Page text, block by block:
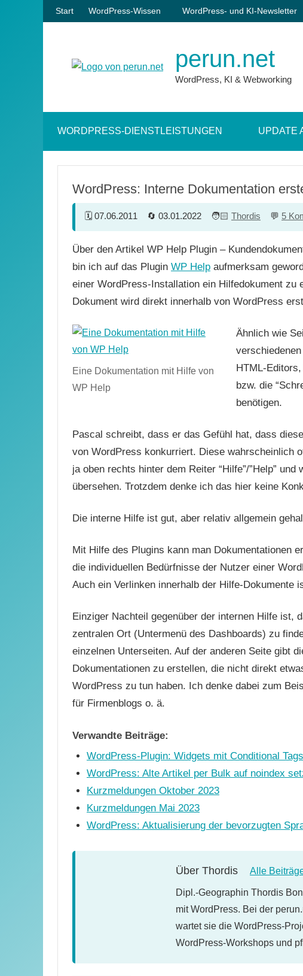
Zum
Inhalt
Start WordPress-Wissen WordPress- und KI-Newsletter
perun.net
WordPress, KI & Webworking
WORDPRESS-DIENSTLEISTUNGEN UPDATE
WordPress: Interne Dokumentation
07.06.2011 03.01.2022 Thordis 5
Über den Artikel WP Help Plugin –
bin ich auf das Plugin WP Help aufmerksam
einer WordPress-Installation ein Hilfedokument zu
Dokument wird direkt innerhalb von WordPress
Eine Dokumentation mit Hilfe von
WP Help
Ähnlich wie
HTML-
bzw. die
benötigen.
Pascal schreibt, dass er das Gefühl hat, dass
von WordPress konkurriert. Diese wahrscheinlich
ja oben rechts hinter dem Reiter “Hilfe”/”Help”
übersehen. Trotzdem denke ich das hier keine
Die interne Hilfe ist gut, aber relativ allgemein
Mit Hilfe des Plugins kann man Dokumentationen
die individuellen Bedürfnisse der Nutzer einer
Auch ein Verlinken innerhalb der Hilfe-Dokumente
Einziger Nachteil gegenüber der internen Hilfe ist,
zentralen Ort (Untermenü des Dashboards) zu
einzelnen Unterseiten. Auf der anderen Seite gibt
Dokumentationen zu erstellen, die nicht direkt
WordPress zu tun haben. Ich denke dabei zum
für Firmenblogs o. ä.
Verwandte Beiträge:
WordPress-Plugin: Widgets mit Conditional
WordPress: Alte Artikel per Bulk auf noindex
Kurzmeldungen Oktober 2023
Kurzmeldungen Mai 2023
WordPress: Aktualisierung der bevorzugten
Über Thordis Alle
Dipl.-Geographin Thordis
mit WordPress. Bei der
wartet sie die WordPress-
WordPress-Workshops und